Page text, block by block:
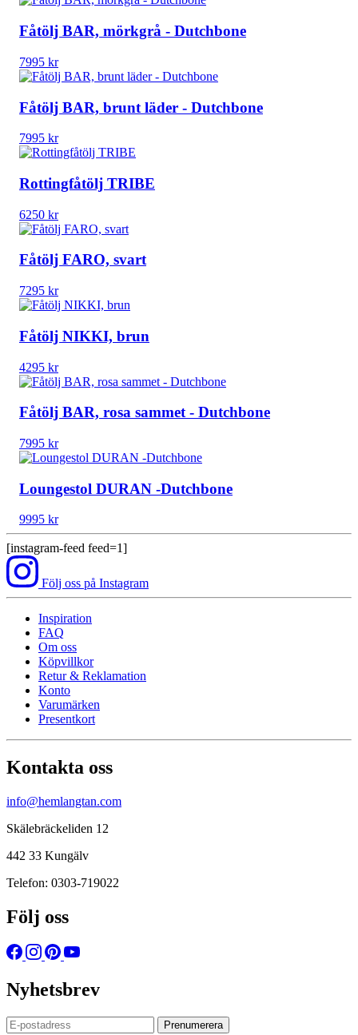
Fåtölj BAR, mörkgrå - Dutchbone
7995 kr
Fåtölj BAR, brunt läder - Dutchbone
7995 kr
Rottingfåtölj TRIBE
6250 kr
Fåtölj FARO, svart
7295 kr
Fåtölj NIKKI, brun
4295 kr
Fåtölj BAR, rosa sammet - Dutchbone
7995 kr
Loungestol DURAN -Dutchbone
9995 kr
[instagram-feed feed=1]
Följ oss på Instagram
Inspiration
FAQ
Om oss
Köpvillkor
Retur & Reklamation
Konto
Varumärken
Presentkort
Kontakta oss
info@hemlangtan.com
Skälebräckeliden 12
442 33 Kungälv
Telefon: 0303-719022
Följ oss
Nyhetsbrev
Prenumerera